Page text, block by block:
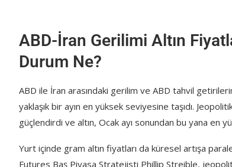
ABD-İran Gerilimi Altın
Durum Ne?
ABD ile İran arasındaki gerilim ve ABD tahvil
yaklaşık bir ayın en yüksek seviyesine taşıdı.
güçlendirdi ve altın, Ocak ayı sonundan bu yana en
Yurt içinde gram altın fiyatları da küresel artışa
Futures Baş Piyasa Stratejisti Phillip Streible,